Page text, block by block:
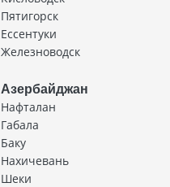
Пятигорск
Ессентуки
Железноводск
Азербайджан
Нафталан
Габала
Баку
Нахичевань
Шеки